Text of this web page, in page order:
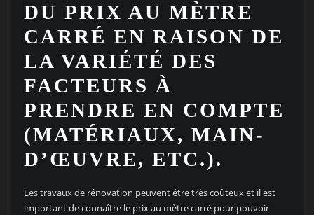
DU PRIX AU MÈTRE
CARRÉ EN RAISON DE
LA VARIÉTÉ DES
FACTEURS À
PRENDRE EN COMPTE
(MATÉRIAUX, MAIN-
D’ŒUVRE, ETC.).
Les travaux de rénovation peuvent être très coûteux et il est
important de connaître le prix au mètre carré pour pouvoir